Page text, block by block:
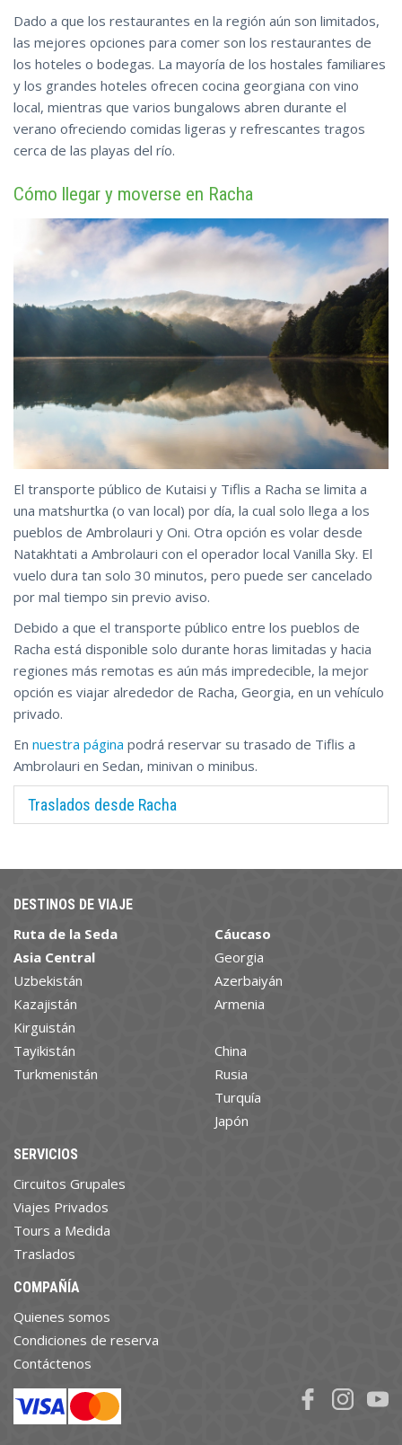
Dado a que los restaurantes en la región aún son limitados,
las mejores opciones para comer son los restaurantes de
los hoteles o bodegas. La mayoría de los hostales familiares
y los grandes hoteles ofrecen cocina georgiana con vino
local, mientras que varios bungalows abren durante el
verano ofreciendo comidas ligeras y refrescantes tragos
cerca de las playas del río.
Cómo llegar y moverse en Racha
El transporte público de Kutaisi y Tiflis a Racha se limita a
una matshurtka (o van local) por día, la cual solo llega a los
pueblos de Ambrolauri y Oni. Otra opción es volar desde
Natakhtati a Ambrolauri con el operador local Vanilla Sky. El
vuelo dura tan solo 30 minutos, pero puede ser cancelado
por mal tiempo sin previo aviso.
Debido a que el transporte público entre los pueblos de
Racha está disponible solo durante horas limitadas y hacia
regiones más remotas es aún más impredecible, la mejor
opción es viajar alrededor de Racha, Georgia, en un vehículo
privado.
En nuestra página podrá reservar su trasado de Tiflis a
Ambrolauri en Sedan, minivan o minibus.
Traslados desde Racha
DESTINOS DE VIAJE
Ruta de la Seda
Asia Central
Uzbekistán
Kazajistán
Kirguistán
Tayikistán
Turkmenistán
Cáucaso
Georgia
Azerbaiyán
Armenia
China
Rusia
Turquía
Japón
SERVICIOS
Circuitos Grupales
Viajes Privados
Tours a Medida
Traslados
COMPAÑÍA
Quienes somos
Condiciones de reserva
Contáctenos